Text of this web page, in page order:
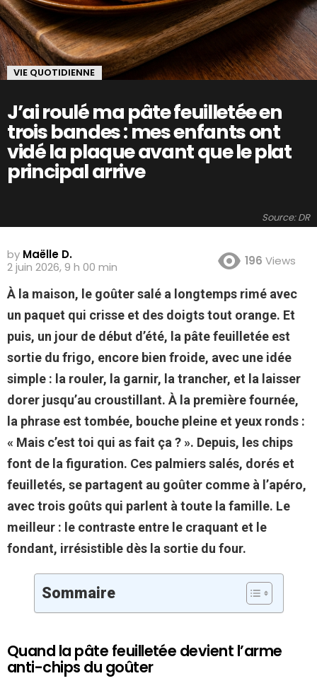
VIE QUOTIDIENNE
J’ai roulé ma pâte feuilletée en
trois bandes : mes enfants ont
vidé la plaque avant que le plat
principal arrive
Source: DR
by Maëlle D.
2 juin 2026, 9 h 00 min
196 Views
À la maison, le goûter salé a longtemps rimé avec
un paquet qui crisse et des doigts tout orange. Et
puis, un jour de début d’été, la pâte feuilletée est
sortie du frigo, encore bien froide, avec une idée
simple : la rouler, la garnir, la trancher, et la laisser
dorer jusqu’au croustillant. À la première fournée,
la phrase est tombée, bouche pleine et yeux ronds :
« Mais c’est toi qui as fait ça ? ». Depuis, les chips
font de la figuration. Ces palmiers salés, dorés et
feuilletés, se partagent au goûter comme à l’apéro,
avec trois goûts qui parlent à toute la famille. Le
meilleur : le contraste entre le craquant et le
fondant, irrésistible dès la sortie du four.
Sommaire
Quand la pâte feuilletée devient l’arme
anti-chips du goûter